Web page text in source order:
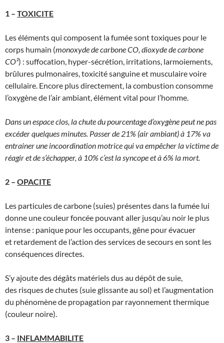
1 – TOXICITE
Les éléments qui composent la fumée sont toxiques pour le
corps humain (monoxyde de carbone CO, dioxyde de carbone
CO²) : suffocation, hyper-sécrétion, irritations, larmoiements,
brûlures pulmonaires, toxicité sanguine et musculaire voire
cellulaire. Encore plus directement, la combustion consomme
l’oxygène de l’air ambiant, élément vital pour l’homme.
Dans un espace clos, la chute du pourcentage d’oxygène peut ne pas
excéder quelques minutes. Passer de 21% (air ambiant) à 17% va
entrainer une incoordination motrice qui va empêcher la victime de
réagir et de s’échapper, à 10% c’est la syncope et à 6% la mort.
2 – OPACITE
Les particules de carbone (suies) présentes dans la fumée lui
donne une couleur foncée pouvant aller jusqu’au noir le plus
intense : panique pour les occupants, gêne pour évacuer
et retardement de l’action des services de secours en sont les
conséquences directes.
S’y ajoute des dégâts matériels dus au dépôt de suie,
des risques de chutes (suie glissante au sol) et l’augmentation
du phénomène de propagation par rayonnement thermique
(couleur noire).
3 – INFLAMMABILITE